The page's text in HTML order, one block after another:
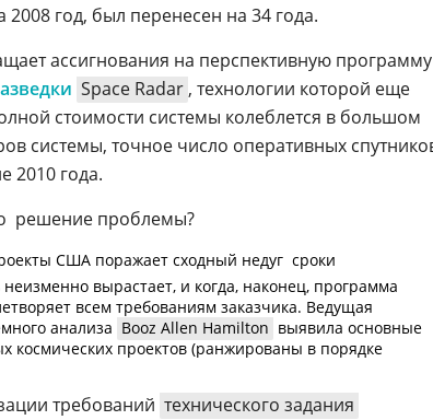
год, был перенесен на 34 года.
ассигнования на перспективную программу
Space Radar , технологии которой еще
стоимости системы колеблется в большом
системы, точное число оперативных
2010 года.
 решение проблемы?
США поражает сходный недуг  сроки
вырастает, и когда, наконец, программа
всем требованиям заказчика. Ведущая
анализа Booz Allen Hamilton выявила основные
космических проектов (ранжированы в порядке
требований технического задания